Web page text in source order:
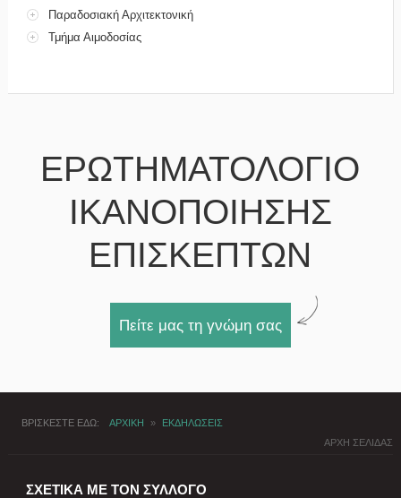
Παραδοσιακή Αρχιτεκτονική
Τμήμα Αιμοδοσίας
ΕΡΩΤΗΜΑΤΟΛΟΓΙΟ
ΙΚΑΝΟΠΟΙΗΣΗΣ
ΕΠΙΣΚΕΠΤΩΝ
Πείτε μας τη γνώμη σας
ΒΡΙΣΚΕΣΤΕ ΕΔΩ ΑΡΧΙΚΗ »
ΕΚΔΗΛΩΣΕΙΣ
ΑΡΧΗ ΣΕΛΙΔΑΣ
ΣΧΕΤΙΚΑ ΜΕ ΤΟΝ ΣΥΛΛΟΓΟ